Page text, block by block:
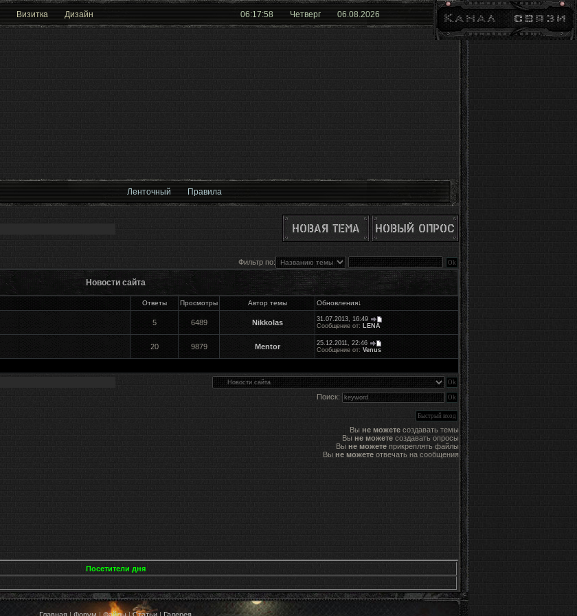
Визитка Дизайн 06:17:58 Четверг 06.08.2026
Ленточный Правила
Фильтр по:
Новости сайта
Ответы Просмотры Автор темы Обновления↓
5 6489 Nikkolas
31.07.2013, 16:49
Сообщение от: LENA
20 9879 Mentor
25.12.2011, 22:46
Сообщение от: Venus
Поиск:
Вы не можете создавать темы
Вы не можете создавать опросы
Вы не можете прикреплять файлы
Вы не можете отвечать на сообщения
Посетители дня